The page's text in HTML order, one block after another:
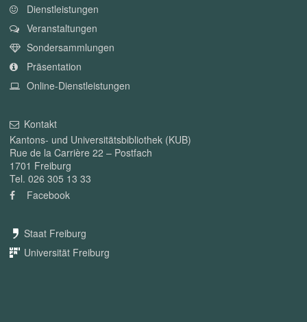
Dienstleistungen
Veranstaltungen
Sondersammlungen
Präsentation
Online-Dienstleistungen
Kontakt
Kantons- und Universitätsbibliothek (KUB)
Rue de la Carrière 22 – Postfach
1701 Freiburg
Tel. 026 305 13 33
Facebook
Staat Freiburg
Universität Freiburg